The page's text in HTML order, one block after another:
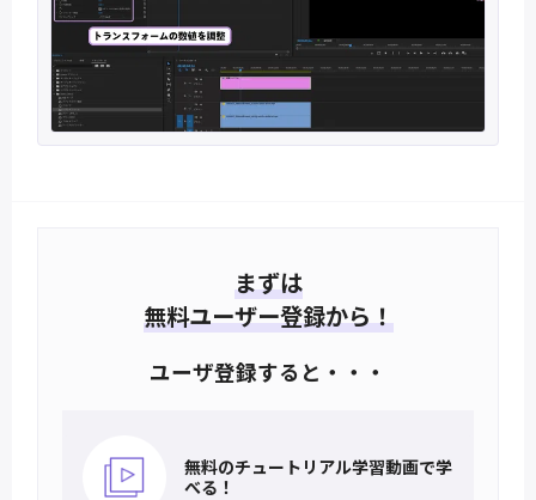
まずは
無料ユーザー登録から！
ユーザ登録すると・・・
無料のチュートリアル学習動画で学
べる！